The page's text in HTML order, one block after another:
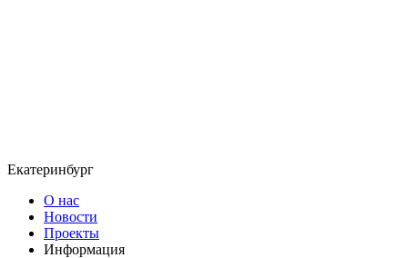
Екатеринбург
О нас
Новости
Проекты
Информация